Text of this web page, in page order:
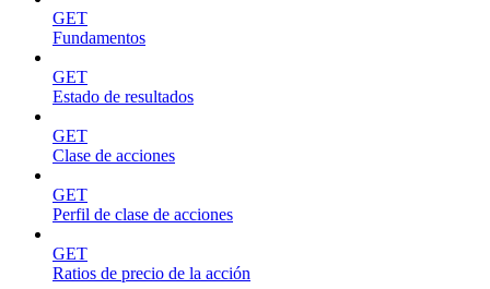
GET
Fundamentos
GET
Estado de resultados
GET
Clase de acciones
GET
Perfil de clase de acciones
GET
Ratios de precio de la acción